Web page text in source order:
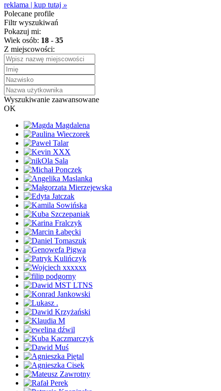
reklama | kup tutaj »
Polecane profile
Filtr wyszukiwań
Pokazuj mi:
Wiek osób: 18 - 35
Z miejscowości:
Wyszukiwanie zaawansowane
OK